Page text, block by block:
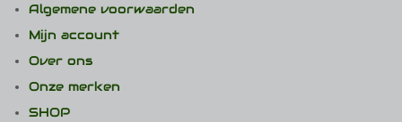
Algemene voorwaarden
Mijn account
Over ons
Onze merken
SHOP